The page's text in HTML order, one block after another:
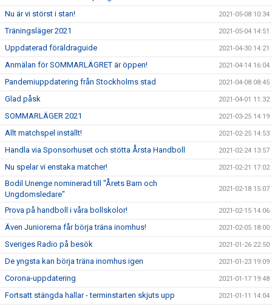
Nu är vi störst i stan! 2021-05-08 10:34
Träningsläger 2021 2021-05-04 14:51
Uppdaterad föräldraguide 2021-04-30 14:21
Anmälan för SOMMARLÄGRET är öppen! 2021-04-14 16:04
Pandemiuppdatering från Stockholms stad 2021-04-08 08:45
Glad påsk 2021-04-01 11:32
SOMMARLÄGER 2021 2021-03-25 14:19
Allt matchspel inställt! 2021-02-25 14:53
Handla via Sponsorhuset och stötta Årsta Handboll 2021-02-24 13:57
Nu spelar vi enstaka matcher! 2021-02-21 17:02
Bodil Unenge nominerad till "Årets Barn och
Ungdomsledare"
2021-02-18 15:07
Prova på handboll i våra bollskolor! 2021-02-15 14:06
Även Juniorerna får börja träna inomhus! 2021-02-05 18:00
Sveriges Radio på besök 2021-01-26 22:50
De yngsta kan börja träna inomhus igen 2021-01-23 19:09
Corona-uppdatering 2021-01-17 19:48
Fortsatt stängda hallar - terminstarten skjuts upp 2021-01-11 14:04